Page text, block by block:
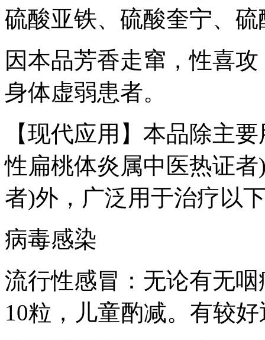
硫酸亚铁、硫酸奎宁、
因本品芳香走窜，性喜
身体虚弱患者。
【现代应用】本品除主
性扁桃体炎属中医热证
者)外，广泛用于治疗以
病毒感染
流行性感冒：无论有无
10粒，儿童酌减。有较